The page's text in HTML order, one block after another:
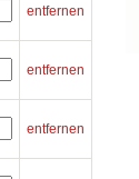
entfernen
entfernen
entfernen